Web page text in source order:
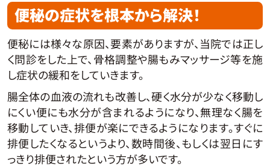
便秘の症状を根本から解決！
便秘には様々な原因、要素がありますが、当院では正し
く問診をした上で、骨格調整や腸もみマッサージ等を施
し症状の緩和をしていきます。
腸全体の血液の流れも改善し、硬く水分が少なく移動し
にくい便にも水分が含まれるようになり、無理なく腸を
移動していき、排便が楽にできるようになります。すぐに
排便したくなるというより、数時間後、もしくは翌日にす
っきり排便されたという方が多いです。